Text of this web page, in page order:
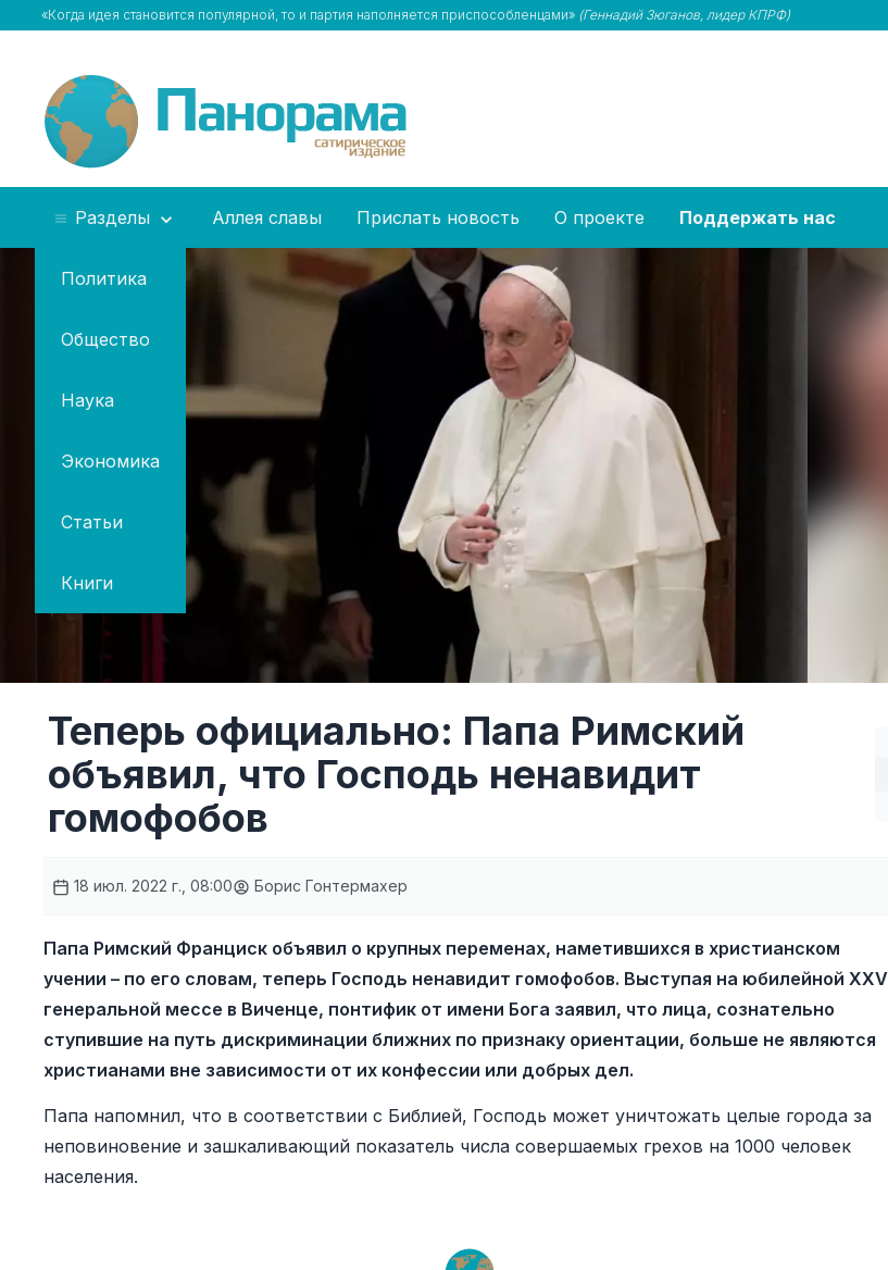
«Когда идея становится популярной, то и партия наполняется приспособленцами» (Геннадий Зюганов, лидер КПРФ)
Разделы
Политика
Общество
Наука
Экономика
Статьи
Книги
Аллея славы Прислать новость О проекте Поддержать нас
Теперь официально: Папа Римский
объявил, что Господь ненавидит
гомофобов
18 июл. 2022 г., 08:00 Борис Гонтермахер
Папа Римский Франциск объявил о крупных переменах, наметившихся в христианском
учении – по его словам, теперь Господь ненавидит гомофобов. Выступая на юбилейной XXV
генеральной мессе в Виченце, понтифик от имени Бога заявил, что лица, сознательно
ступившие на путь дискриминации ближних по признаку ориентации, больше не являются
христианами вне зависимости от их конфессии или добрых дел.
Папа напомнил, что в соответствии с Библией, Господь может уничтожать целые города за
неповиновение и зашкаливающий показатель числа совершаемых грехов на 1000 человек
населения.